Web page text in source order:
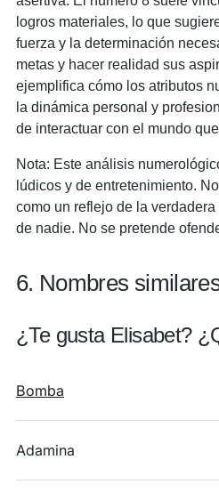
logros materiales, lo que
fuerza y ​​la determinación
metas y hacer realidad sus
ejemplifica cómo los atributos
la dinámica personal y
de interactuar con el mundo
Nota: Este análisis
lúdicos y de entretenimiento.
como un reflejo de la
de nadie. No se pretende
6. Nombres
¿Te gusta Elisabet?
Bomba
Adamina